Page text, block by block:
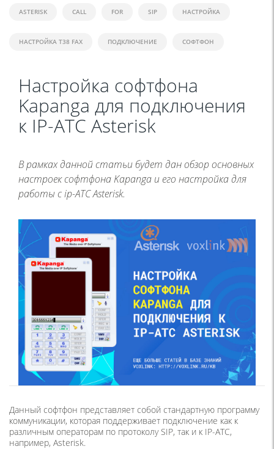
ASTERISK CALL FOR SIP НАСТРОЙКА
НАСТРОЙКА T38 FAX ПОДКЛЮЧЕНИЕ СОФТФОН
Настройка софтфона
Kapanga для подключения
к IP-АТС Asterisk
В рамках данной статьи будет дан обзор основных
настроек софтфона Kapanga и его настройка для
работы с ip-АТС Asterisk.
Данный софтфон представляет собой стандартную программу
коммуникации, которая поддерживает подключение как к
различным операторам по протоколу SIP, так и к IP-АТС,
например, Asterisk.